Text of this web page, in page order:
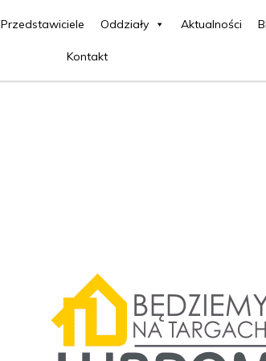
Przedstawiciele Oddziały Aktualności
Kontakt